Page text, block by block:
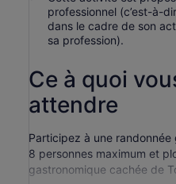
professionnel (c’est-à-
dans le cadre de son
sa profession).
Ce à quoi
attendre
Participez à une
8 personnes maximum et
gastronomique cachée de